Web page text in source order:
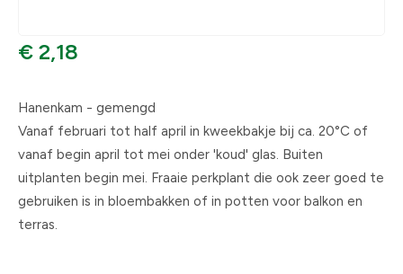
€ 2,18
Hanenkam - gemengd
Vanaf februari tot half april in kweekbakje bij ca. 20°C of
vanaf begin april tot mei onder 'koud' glas. Buiten
uitplanten begin mei. Fraaie perkplant die ook zeer goed te
gebruiken is in bloembakken of in potten voor balkon en
terras.